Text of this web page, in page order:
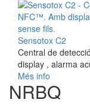
Sensotox C2
Central de
display , alarma
Més info
NRBQ